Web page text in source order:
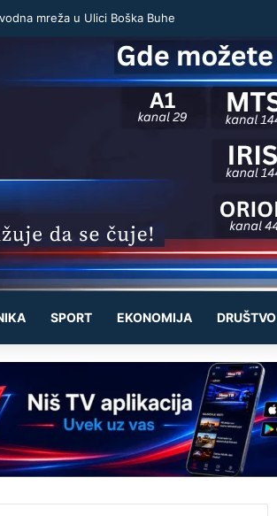
mreža u Ulici Boška Buhe
SPORT EKONOMIJA DRUŠTVO